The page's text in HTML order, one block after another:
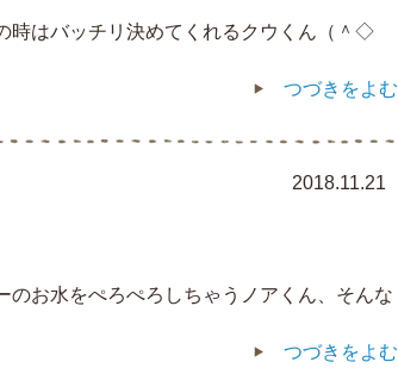
時はバッチリ決めてくれるクウくん（＾◇
つづきをよむ
2018.11.21
お水をぺろぺろしちゃうノアくん、そんな
つづきをよむ